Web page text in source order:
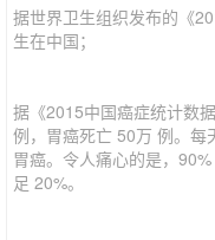
据世界卫生组织发布的《
生在中国；
据《2015中国癌症统计数
例，胃癌死亡 50万 例。
胃癌。令人痛心的是，
足 20%。